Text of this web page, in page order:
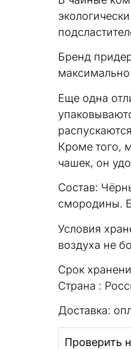
Бренд
Еще одна
Кроме того,
чашек, он
Состав:
смородины.
Условия
воздуха не
Срок
Страна :
Доставка:
Проверить